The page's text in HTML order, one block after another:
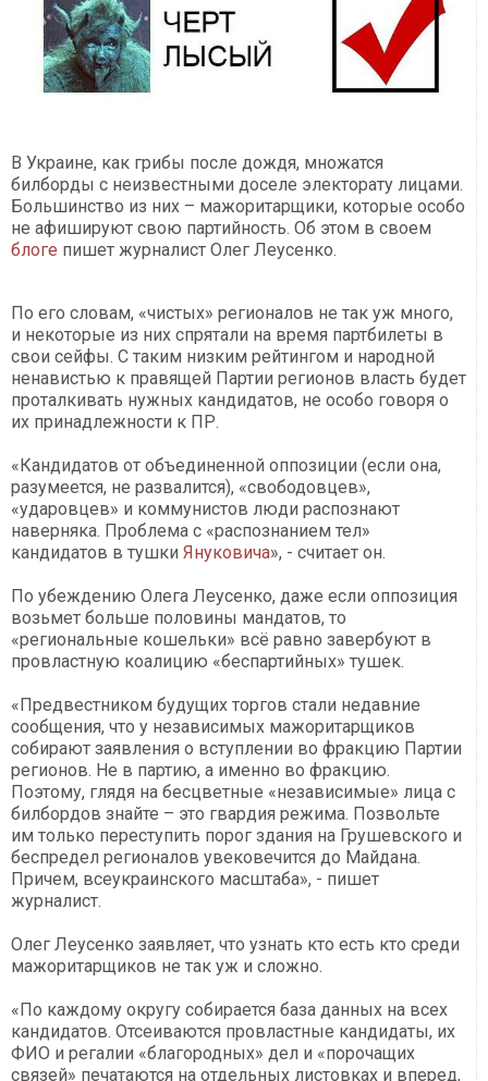
В Украине, как грибы после дождя, множатся
билборды с неизвестными доселе электорату лицами.
Большинство из них – мажоритарщики, которые особо
не афишируют свою партийность. Об этом в своем
блоге пишет журналист Олег Леусенко.
По его словам, «чистых» регионалов не так уж много,
и некоторые из них спрятали на время партбилеты в
свои сейфы. С таким низким рейтингом и народной
ненавистью к правящей Партии регионов власть будет
проталкивать нужных кандидатов, не особо говоря о
их принадлежности к ПР.
«Кандидатов от объединенной оппозиции (если она,
разумеется, не развалится), «свободовцев»,
«ударовцев» и коммунистов люди распознают
наверняка. Проблема с «распознанием тел»
кандидатов в тушки Януковича», - считает он.
По убеждению Олега Леусенко, даже если оппозиция
возьмет больше половины мандатов, то
«региональные кошельки» всё равно завербуют в
провластную коалицию «беспартийных» тушек.
«Предвестником будущих торгов стали недавние
сообщения, что у независимых мажоритарщиков
собирают заявления о вступлении во фракцию Партии
регионов. Не в партию, а именно во фракцию.
Поэтому, глядя на бесцветные «независимые» лица с
билбордов знайте – это гвардия режима. Позвольте
им только переступить порог здания на Грушевского и
беспредел регионалов увековечится до Майдана.
Причем, всеукраинского масштаба», - пишет
журналист.
Олег Леусенко заявляет, что узнать кто есть кто среди
мажоритарщиков не так уж и сложно.
«По каждому округу собирается база данных на всех
кандидатов. Отсеиваются провластные кандидаты, их
ФИО и регалии «благородных» дел и «порочащих
связей» печатаются на отдельных листовках и вперед,